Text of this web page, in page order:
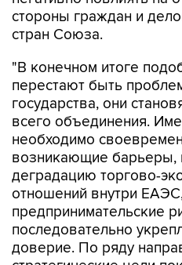
стороны граждан и
стран Союза.
"В конечном итоге
перестают быть
государства, они
всего объединения.
необходимо
возникающие барьеры,
деградацию торгово-
отношений внутри
предпринимательские
последовательно
доверие. По ряду